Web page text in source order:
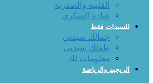
القلبية والصدرية
عيادة السكري
للسيدات فقط
جمالك سيدتي
طفلك سيدتي
معلومات لك
الريجيم والرياضة